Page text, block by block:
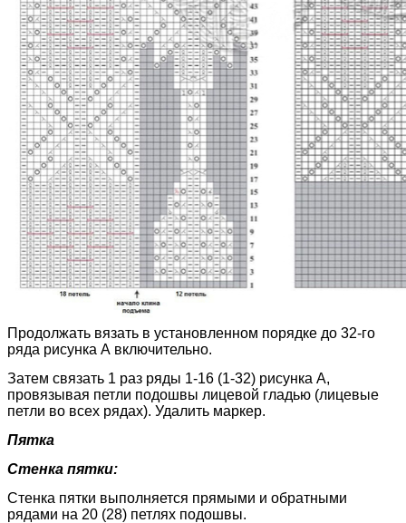
Продолжать вязать в установленном порядке до 32-го
ряда рисунка А включительно.
Затем связать 1 раз ряды 1-16 (1-32) рисунка А,
провязывая петли подошвы лицевой гладью (лицевые
петли во всех рядах). Удалить маркер.
Пятка
Стенка пятки:
Стенка пятки выполняется прямыми и обратными
рядами на 20 (28) петлях подошвы.